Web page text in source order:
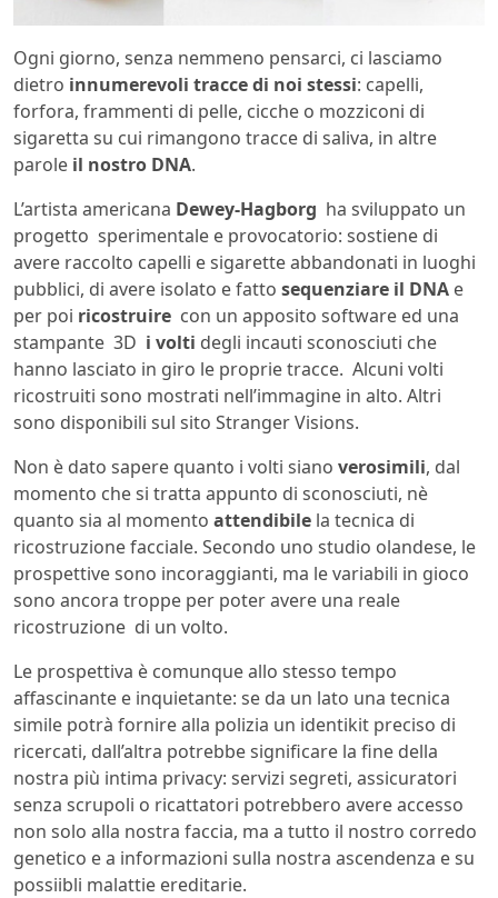
Ogni giorno, senza nemmeno pensarci, ci lasciamo
dietro innumerevoli tracce di noi stessi: capelli,
forfora, frammenti di pelle, cicche o mozziconi di
sigaretta su cui rimangono tracce di saliva, in altre
parole il nostro DNA.
L’artista americana Dewey-Hagborg ha sviluppato un
progetto sperimentale e provocatorio: sostiene di
avere raccolto capelli e sigarette abbandonati in luoghi
pubblici, di avere isolato e fatto sequenziare il DNA e
per poi ricostruire con un apposito software ed una
stampante 3D i volti degli incauti sconosciuti che
hanno lasciato in giro le proprie tracce. Alcuni volti
ricostruiti sono mostrati nell’immagine in alto. Altri
sono disponibili sul sito Stranger Visions.
Non è dato sapere quanto i volti siano verosimili, dal
momento che si tratta appunto di sconosciuti, nè
quanto sia al momento attendibile la tecnica di
ricostruzione facciale. Secondo uno studio olandese, le
prospettive sono incoraggianti, ma le variabili in gioco
sono ancora troppe per poter avere una reale
ricostruzione di un volto.
Le prospettiva è comunque allo stesso tempo
affascinante e inquietante: se da un lato una tecnica
simile potrà fornire alla polizia un identikit preciso di
ricercati, dall’altra potrebbe significare la fine della
nostra più intima privacy: servizi segreti, assicuratori
senza scrupoli o ricattatori potrebbero avere accesso
non solo alla nostra faccia, ma a tutto il nostro corredo
genetico e a informazioni sulla nostra ascendenza e su
possiibli malattie ereditarie.